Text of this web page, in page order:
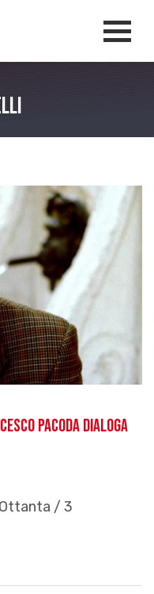
Pacoda dialoga
/ 3